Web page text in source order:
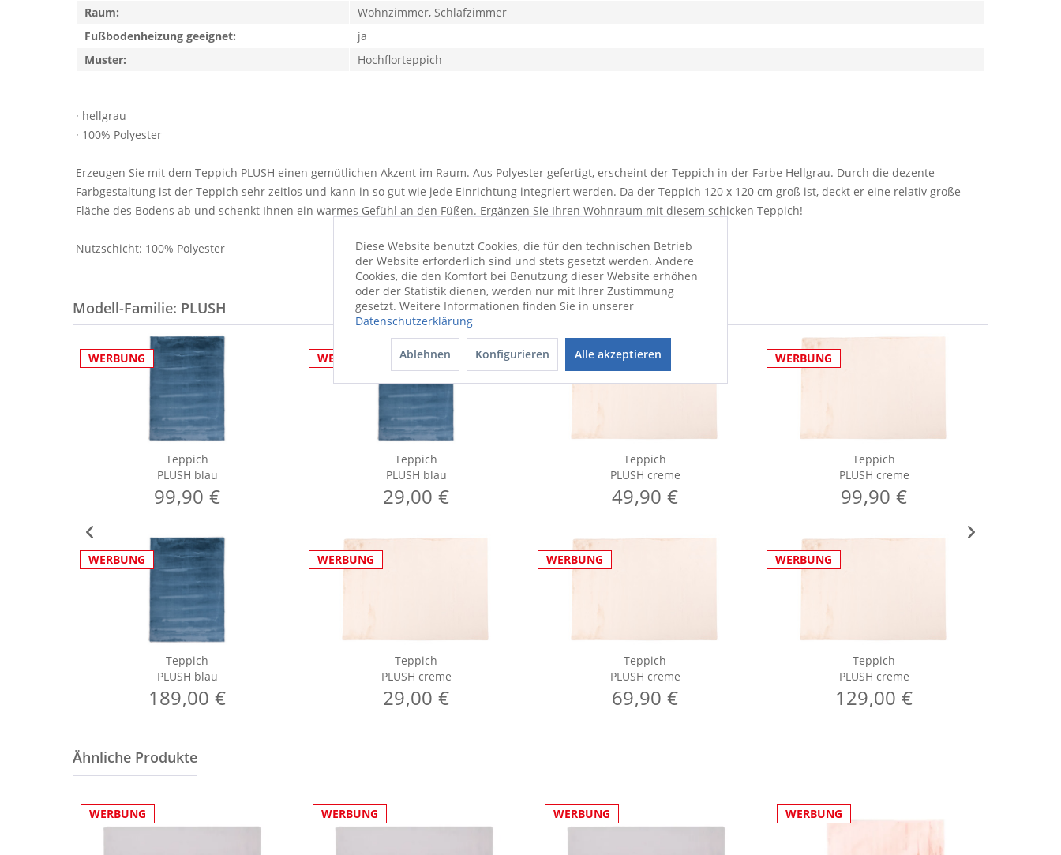
· hellgrau
· 100% Polyester
Erzeugen Sie mit dem Teppich PLUSH einen gemütlichen Akzent im Raum. Aus Polyester gefertigt, erscheint der Teppich in der Farbe Hellgrau. Durch die dezente
Farbgestaltung ist der Teppich sehr zeitlos und kann in so gut wie jede Einrichtung integriert werden. Da der Teppich 120 x 120 cm groß ist, deckt er eine relativ große
Fläche des Bodens ab und schenkt Ihnen ein warmes Gefühl an den Füßen. Ergänzen Sie Ihren Wohnraum mit diesem schicken Teppich!
Nutzschicht: 100% Polyester
Raum:
Wohnzimmer, Schlafzimmer
Fußbodenheizung geeignet:
ja
Muster:
Hochflorteppich
Modell-Familie: PLUSH
WERBUNG
Teppich
PLUSH blau
99,90 €
WERBUNG
Teppich
PLUSH blau
189,00 €
WERBUNG
Teppich
PLUSH blau
29,00 €
WERBUNG
Teppich
PLUSH creme
29,00 €
WERBUNG
Teppich
PLUSH creme
49,90 €
WERBUNG
Teppich
PLUSH creme
69,90 €
WERBUNG
Teppich
PLUSH creme
99,90 €
WERBUNG
Teppich
PLUSH creme
129,00 €
Diese Website benutzt Cookies, die für den technischen Betrieb
der Website erforderlich sind und stets gesetzt werden. Andere
Cookies, die den Komfort bei Benutzung dieser Website erhöhen
oder der Statistik dienen, werden nur mit Ihrer Zustimmung
gesetzt. Weitere Informationen finden Sie in unserer
Datenschutzerklärung
Ablehnen Konfigurieren Alle akzeptieren